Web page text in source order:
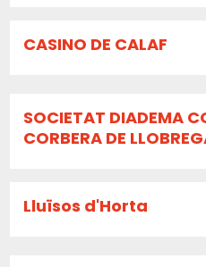
CASINO DE CALAF
SOCIETAT DIADEMA
CORBERA DE
Lluïsos d'Horta